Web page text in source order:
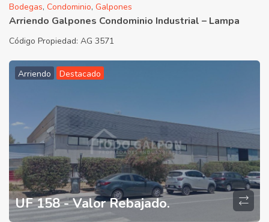
Bodegas, Condominio, Galpones
Arriendo Galpones Condominio Industrial – Lampa
Código Propiedad: AG 3571
Arriendo Destacado
UF 158 - Valor Rebajado.